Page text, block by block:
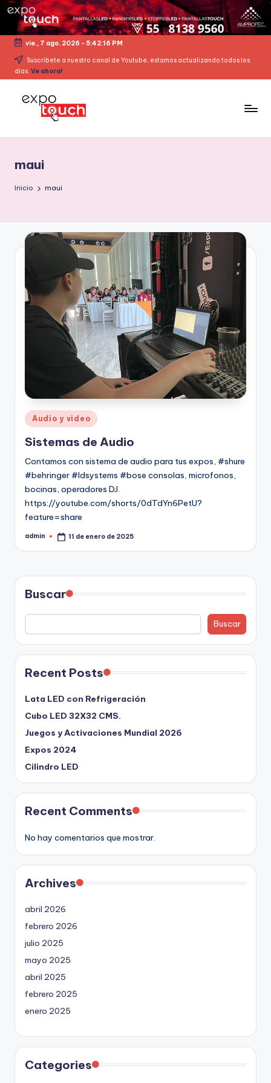
vie., 7 ago. 2026 - 5:42:16 PM
Suscribete a nuestro canal de Youtube, estamos actualizando todos los
dias. Ve ahora!
maui
Inicio maui
Audio y video
Sistemas de Audio
Contamos con sistema de audio para tus expos, #shure
#behringer #ldsystems #bose consolas, microfonos,
bocinas, operadores DJ.
https://youtube.com/shorts/0dTdYn6PetU?
feature=share
admin 11 de enero de 2025
Buscar
Buscar
Recent Posts
Lata LED con Refrigeración
Cubo LED 32X32 CMS.
Juegos y Activaciones Mundial 2026
Expos 2024
Cilindro LED
Recent Comments
No hay comentarios que mostrar.
Archives
abril 2026
febrero 2026
julio 2025
mayo 2025
abril 2025
febrero 2025
enero 2025
Categories